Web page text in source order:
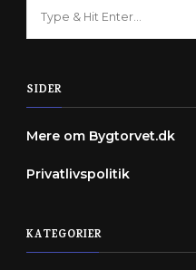
SIDER
Mere om Bygtorvet.dk
Privatlivspolitik
KATEGORIER